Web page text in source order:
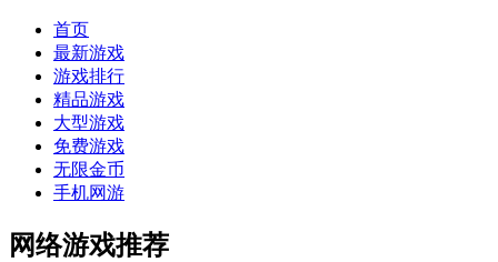
首页
最新游戏
游戏排行
精品游戏
大型游戏
免费游戏
无限金币
手机网游
网络游戏推荐